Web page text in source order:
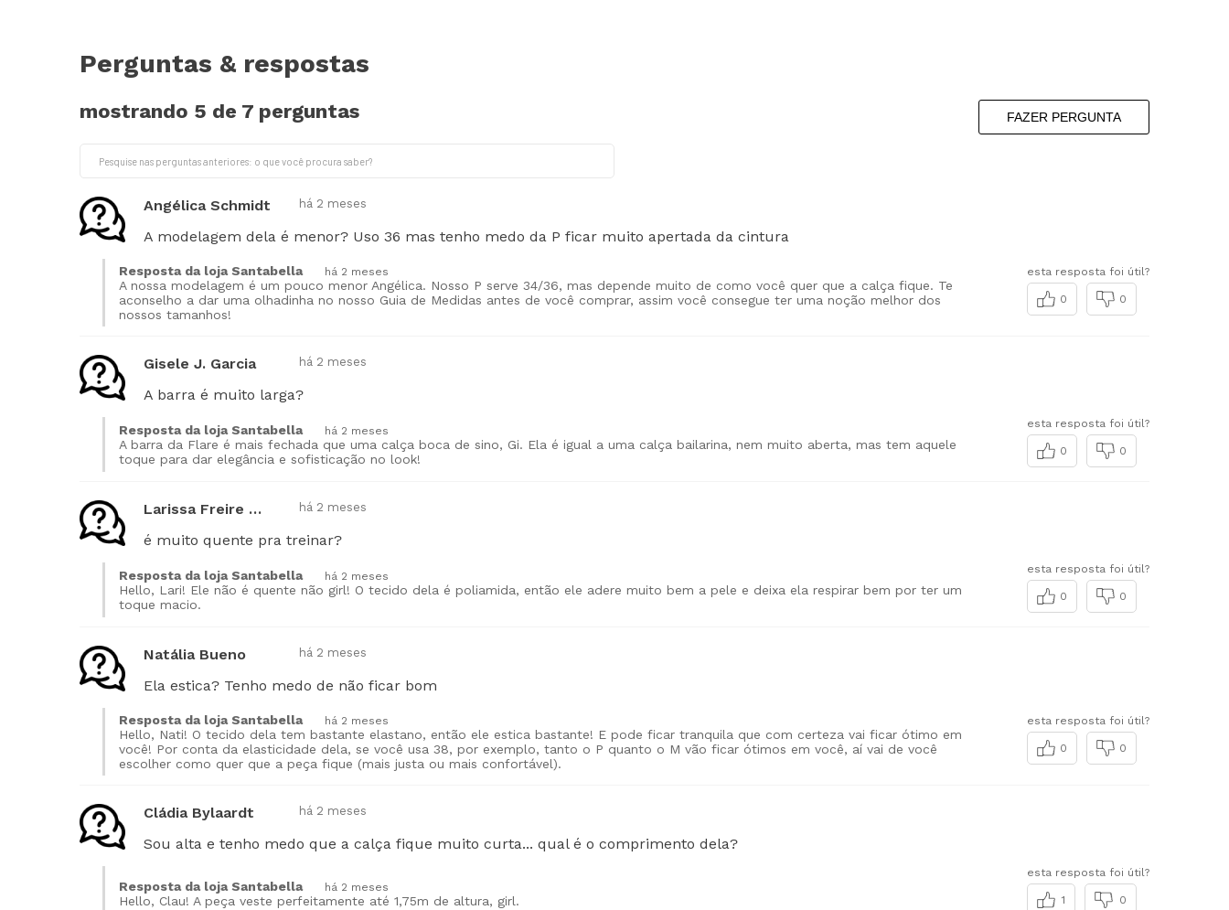
Perguntas & respostas
mostrando 5 de 7 perguntas FAZER PERGUNTA
Angélica Schmidt há 2 meses
A modelagem dela é menor? Uso 36 mas tenho medo da P ficar muito apertada da cintura
Resposta da loja Santabella há 2 meses
A nossa modelagem é um pouco menor Angélica. Nosso P serve 34/36, mas depende muito de como você quer que a calça fique. Te
aconselho a dar uma olhadinha no nosso Guia de Medidas antes de você comprar, assim você consegue ter uma noção melhor dos
nossos tamanhos!
esta resposta foi útil?
0 0
Gisele J. Garcia há 2 meses
A barra é muito larga?
Resposta da loja Santabella há 2 meses
A barra da Flare é mais fechada que uma calça boca de sino, Gi. Ela é igual a uma calça bailarina, nem muito aberta, mas tem aquele
toque para dar elegância e sofisticação no look!
esta resposta foi útil?
0 0
Larissa Freire Molina há 2 meses
é muito quente pra treinar?
Resposta da loja Santabella há 2 meses
Hello, Lari! Ele não é quente não girl! O tecido dela é poliamida, então ele adere muito bem a pele e deixa ela respirar bem por ter um
toque macio.
esta resposta foi útil?
0 0
Natália Bueno há 2 meses
Ela estica? Tenho medo de não ficar bom
Resposta da loja Santabella há 2 meses
Hello, Nati! O tecido dela tem bastante elastano, então ele estica bastante! E pode ficar tranquila que com certeza vai ficar ótimo em
você! Por conta da elasticidade dela, se você usa 38, por exemplo, tanto o P quanto o M vão ficar ótimos em você, aí vai de você
escolher como quer que a peça fique (mais justa ou mais confortável).
esta resposta foi útil?
0 0
Cládia Bylaardt há 2 meses
Sou alta e tenho medo que a calça fique muito curta... qual é o comprimento dela?
Resposta da loja Santabella há 2 meses
Hello, Clau! A peça veste perfeitamente até 1,75m de altura, girl.
esta resposta foi útil?
1 0